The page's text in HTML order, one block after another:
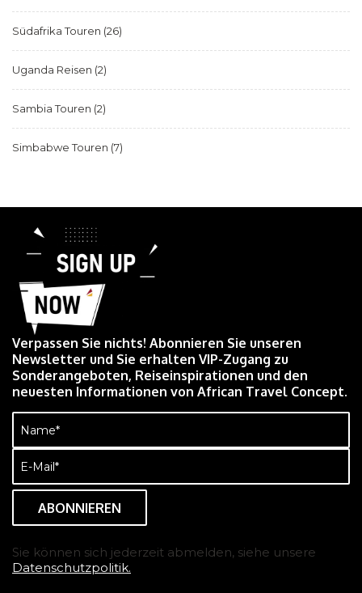
Südafrika Touren (26)
Uganda Reisen (2)
Sambia Touren (2)
Simbabwe Touren (7)
Verpassen Sie nichts! Abonnieren Sie unseren
Newsletter und Sie erhalten VIP-Zugang zu
Sonderangeboten, Reiseinspirationen und den
neuesten Informationen von African Travel Concept.
Name
(erforderlich)
E-
Mail
(erforderlich)
Sie können sich jederzeit abmelden, siehe unsere
Datenschutzpolitik.